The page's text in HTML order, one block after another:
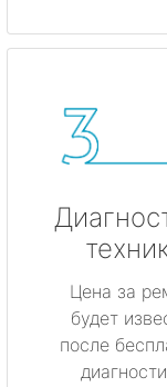
Цена за
будет
после